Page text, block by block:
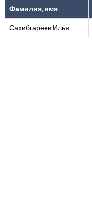
Фамилия, имя
Сахибгареев Илья